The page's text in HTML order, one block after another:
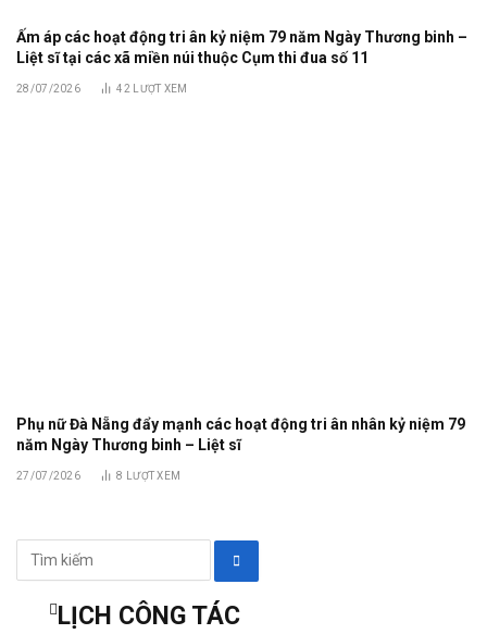
Ấm áp các hoạt động tri ân kỷ niệm 79 năm Ngày Thương binh –
Liệt sĩ tại các xã miền núi thuộc Cụm thi đua số 11
28/07/2026 42 LƯỢT XEM
Phụ nữ Đà Nẵng đẩy mạnh các hoạt động tri ân nhân kỷ niệm 79
năm Ngày Thương binh – Liệt sĩ
27/07/2026 8 LƯỢT XEM
LỊCH CÔNG TÁC